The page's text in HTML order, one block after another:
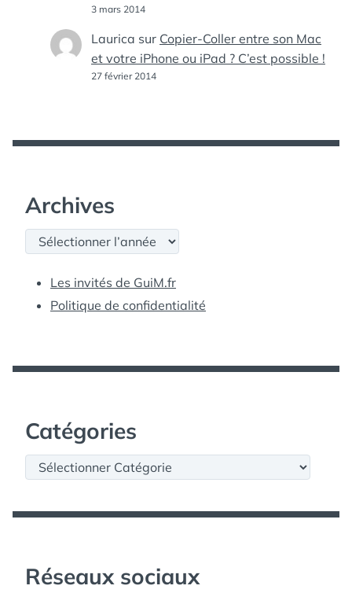
3 mars 2014
Laurica sur Copier-Coller entre son Mac
et votre iPhone ou iPad ? C’est possible !
27 février 2014
Archives
Archives
Les invités de GuiM.fr
Politique de confidentialité
Catégories
Catégories
Réseaux sociaux